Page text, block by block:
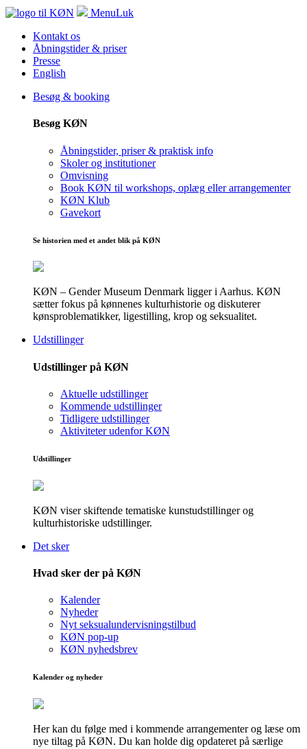
MenuLuk
Kontakt os
Åbningstider & priser
Presse
English
Besøg & booking
Besøg KØN
Åbningstider, priser & praktisk info
Skoler og institutioner
Omvisning
Book KØN til workshops, oplæg eller arrangementer
KØN Klub
Gavekort
Se historien med et andet blik på KØN
KØN – Gender Museum Denmark ligger i Aarhus. KØN
sætter fokus på kønnenes kulturhistorie og diskuterer
kønsproblematikker, ligestilling, krop og seksualitet.
Udstillinger
Udstillinger på KØN
Aktuelle udstillinger
Kommende udstillinger
Tidligere udstillinger
Aktiviteter udenfor KØN
Udstillinger
KØN viser skiftende tematiske kunstudstillinger og
kulturhistoriske udstillinger.
Det sker
Hvad sker der på KØN
Kalender
Nyheder
Nyt seksualundervisningstilbud
KØN pop-up
KØN nyhedsbrev
Kalender og nyheder
Her kan du følge med i kommende arrangementer og læse om
nye tiltag på KØN. Du kan holde dig opdateret på særlige